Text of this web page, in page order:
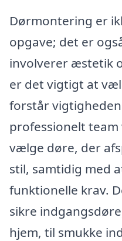
Dørmontering er
opgave; det er
involverer æstetik
er det vigtigt at
forstår vigtigheden
professionelt
vælge døre, der
stil, samtidig med
funktionelle krav.
sikre
hjem, til smukke